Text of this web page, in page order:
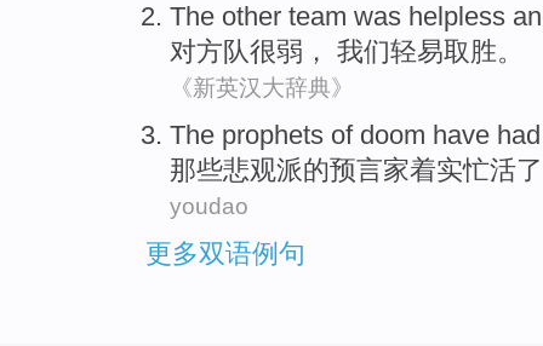
The other team was helpless
对方队很弱， 我们轻易取胜。
《新英汉大辞典》
The prophets of doom have had
那些悲观派的预言家着实忙活了
youdao
更多双语例句